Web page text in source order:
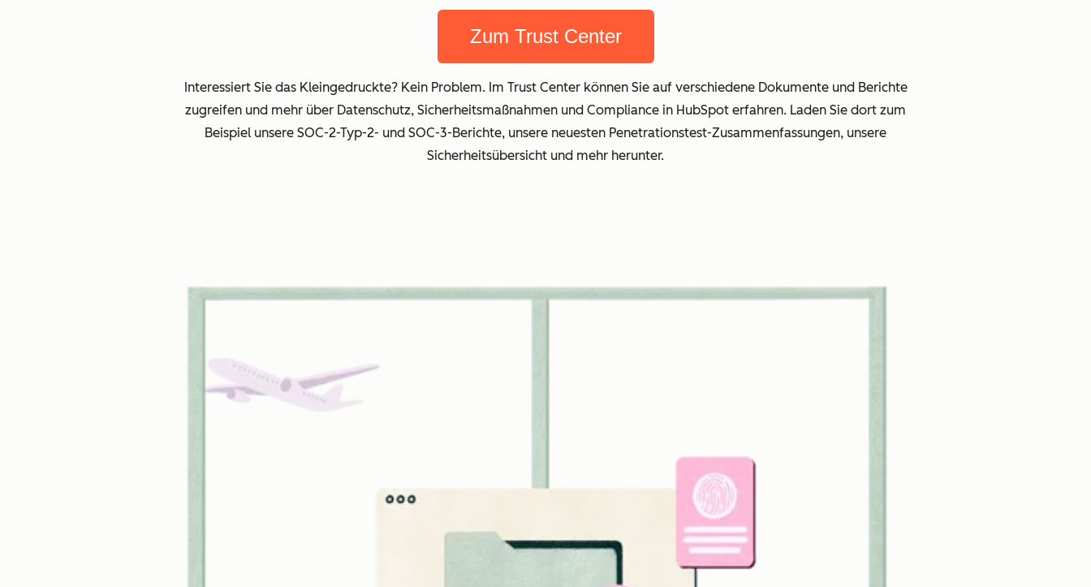
Zum Trust Center
Interessiert Sie das Kleingedruckte? Kein Problem. Im Trust Center können Sie auf verschiedene Dokumente und Berichte
zugreifen und mehr über Datenschutz, Sicherheitsmaßnahmen und Compliance in HubSpot erfahren. Laden Sie dort zum
Beispiel unsere SOC-2-Typ-2- und SOC-3-Berichte, unsere neuesten Penetrationstest-Zusammenfassungen, unsere
Sicherheitsübersicht und mehr herunter.